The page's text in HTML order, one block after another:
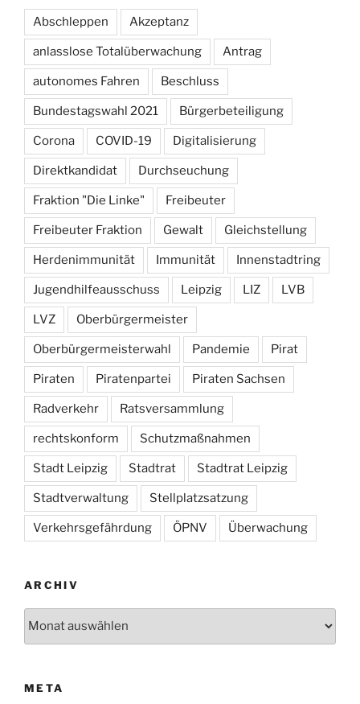
Abschleppen Akzeptanz
anlasslose Totalüberwachung Antrag
autonomes Fahren Beschluss
Bundestagswahl 2021 Bürgerbeteiligung
Corona COVID-19 Digitalisierung
Direktkandidat Durchseuchung
Fraktion "Die Linke" Freibeuter
Freibeuter Fraktion Gewalt Gleichstellung
Herdenimmunität Immunität Innenstadtring
Jugendhilfeausschuss Leipzig LIZ LVB
LVZ Oberbürgermeister
Oberbürgermeisterwahl Pandemie Pirat
Piraten Piratenpartei Piraten Sachsen
Radverkehr Ratsversammlung
rechtskonform Schutzmaßnahmen
Stadt Leipzig Stadtrat Stadtrat Leipzig
Stadtverwaltung Stellplatzsatzung
Verkehrsgefährdung ÖPNV Überwachung
ARCHIV
META